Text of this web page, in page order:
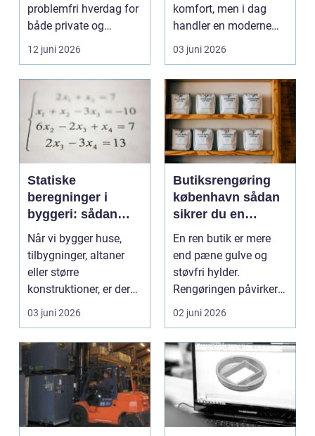
problemfri hverdag for
både private og
virksomheder, de...
12 juni 2026
komfort, men i dag
handler en moderne
elevator lige så meg...
03 juni 2026
Statiske
beregninger i
byggeri: sådan
skaber de
sikkerhed og
tryghed
Når vi bygger huse,
tilbygninger, altaner
eller større
konstruktioner, er der
én ting, der altid ska...
03 juni 2026
Butiksrengøring
københavn sådan
sikrer du en
indbydende butik
hver dag
En ren butik er mere
end pæne gulve og
støvfri hylder.
Rengøringen påvirker
kundernes
førstehåndsind...
02 juni 2026